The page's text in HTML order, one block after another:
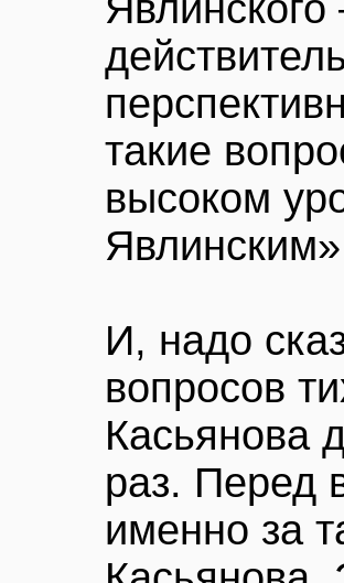
такие
высоком
И, надо
вопросов
Касьянова
раз. Перед
именно за